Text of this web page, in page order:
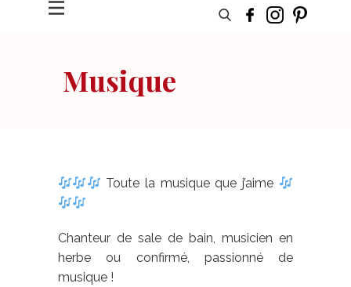
Musique
Toute la musique que j’aime
Chanteur de sale de bain, musicien en
herbe ou confirmé, passionné de
musique !